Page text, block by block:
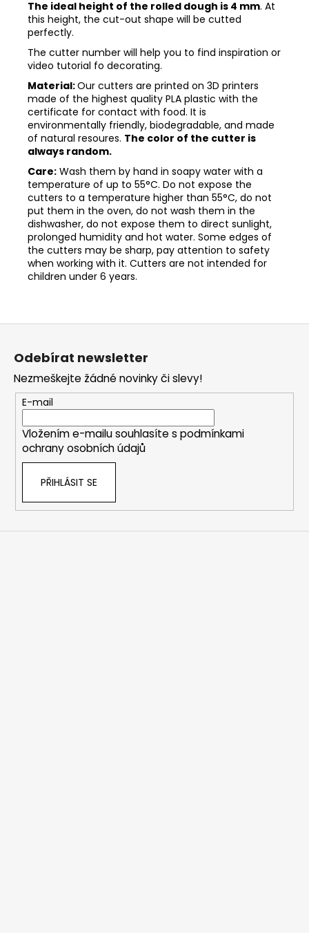
The ideal height of the rolled dough is 4 mm. At
this height, the cut-out shape will be cutted
perfectly.
The cutter number will help you to find inspiration or
video tutorial fo decorating.
Material:Our cutters are printed on 3D printers
made of the highest quality PLA plastic with the
certificate for contact with food. It is
environmentally friendly, biodegradable, and made
of natural resoures. The color of the cutter is
always random.
Care: Wash them by hand in soapy water with a
temperature of up to 55°C. Do not expose the
cutters to a temperature higher than 55°C, do not
put them in the oven, do not wash them in the
dishwasher, do not expose them to direct sunlight,
prolonged humidity and hot water. Some edges of
the cutters may be sharp, pay attention to safety
when working with it. Cutters are not intended for
children under 6 years.
Z
Odebírat newsletter
Nezmeškejte žádné novinky či slevy!
E-mail
Vložením e-mailu souhlasíte s podmínkami
ochrany osobních údajů
PŘIHLÁSIT SE